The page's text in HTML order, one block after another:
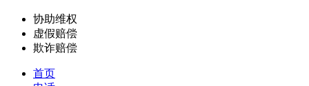
协助维权
虚假赔偿
欺诈赔偿
首页